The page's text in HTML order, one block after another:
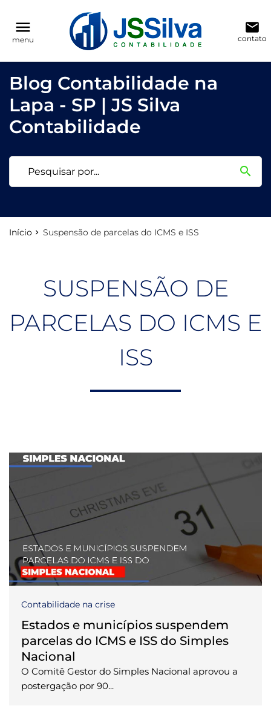
menu
menu
email
contato
Blog Contabilidade na
Lapa - SP | JS Silva
Contabilidade
search
Início Suspensão de parcelas do ICMS e ISS
reply NAVEGAÇÃO
home Voltar ao site
Blog
Contabilidade
reply FALE CONOSCO
location_on Rua Antônio Raposo, 186, conjunto 123
Deixe sua Mensagem
SUSPENSÃO DE
PARCELAS DO ICMS E
ISS
Contabilidade na crise
Estados e municípios suspendem
parcelas do ICMS e ISS do Simples
Nacional
O Comitê Gestor do Simples Nacional aprovou a
postergação por 90...